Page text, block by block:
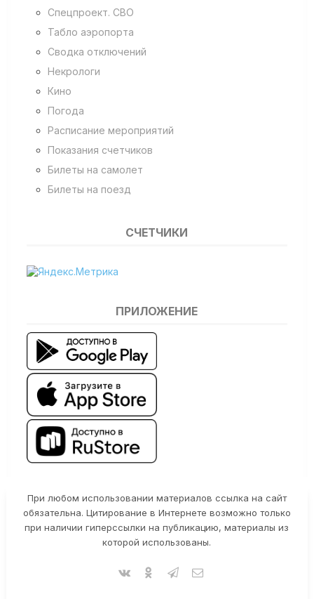
Спецпроект. СВО
Табло аэропорта
Сводка отключений
Некрологи
Кино
Погода
Расписание мероприятий
Показания счетчиков
Билеты на самолет
Билеты на поезд
СЧЕТЧИКИ
ПРИЛОЖЕНИЕ
При любом использовании материалов ссылка на сайт
обязательна. Цитирование в Интернете возможно только
при наличии гиперссылки на публикацию, материалы из
которой использованы.